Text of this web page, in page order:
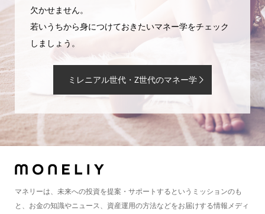
欠かせません。
若いうちから身につけておきたいマネー学をチェック
しましょう。
ミレニアル世代・Z世代のマネー学
マネリーは、未来への投資を提案・サポートするというミッションのも
と、お金の知識やニュース、資産運用の方法などをお届けする情報メディ